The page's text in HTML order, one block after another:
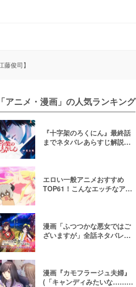
俊司】
「アニメ・漫画」の人気ランキング
『十字架のろくにん』最終話
までネタバレあらすじ解説！
エロい一般アニメおすすめ
TOP61！こんなエッチなアニ
漫画「ふつつかな悪女ではご
ざいますが」全話ネタバレあ
漫画『カモフラージュ夫婦』
(「キャンディみたいな……」)